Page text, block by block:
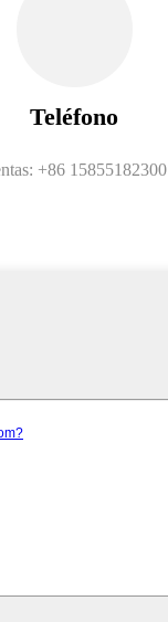
Teléfono
+86 15855182300